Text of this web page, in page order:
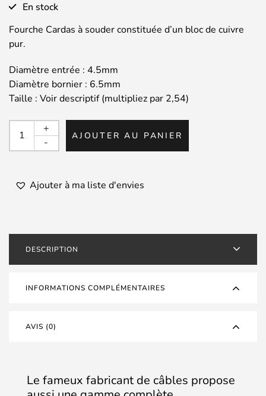
En stock
Fourche Cardas à souder constituée d’un bloc de cuivre
pur.
Diamètre entrée : 4.5mm
Diamètre bornier : 6.5mm
Taille : Voir descriptif (multipliez par 2,54)
quantité
Fourche
-
pur
-
+
AJOUTER AU PANIER
Ajouter à ma liste d'envies
DESCRIPTION
INFORMATIONS COMPLÉMENTAIRES
AVIS (0)
Le fameux fabricant de câbles propose